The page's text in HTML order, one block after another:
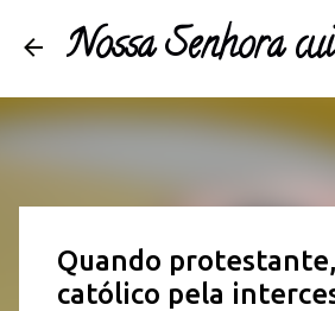
Nossa Senhora
Quando
católico pela